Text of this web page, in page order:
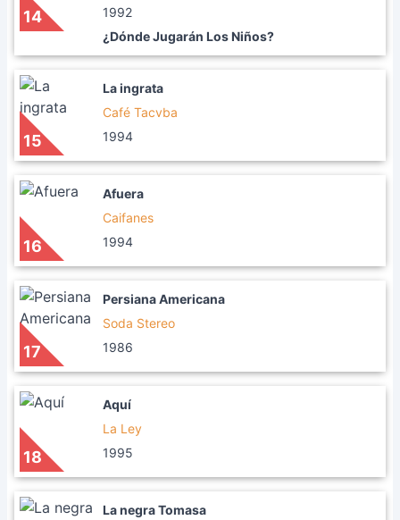
14
1992
¿Dónde Jugarán Los Niños?
15
La ingrata
Café Tacvba
1994
16
Afuera
Caifanes
1994
17
Persiana Americana
Soda Stereo
1986
18
Aquí
La Ley
1995
La negra Tomasa